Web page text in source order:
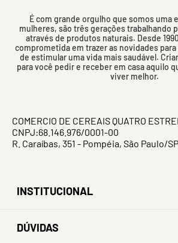
É com grande orgulho que somos uma
mulheres, são três gerações trabalhando
através de produtos naturais. Desde
comprometida em trazer as novidades para
de estimular uma vida mais saudável.
para você pedir e receber em casa aquilo
viver melhor.
COMERCIO DE CEREAIS QUATRO
CNPJ:68.146.976/0001-00
R. Caraíbas, 351 - Pompéia, São Paulo/
INSTITUCIONAL
DÚVIDAS